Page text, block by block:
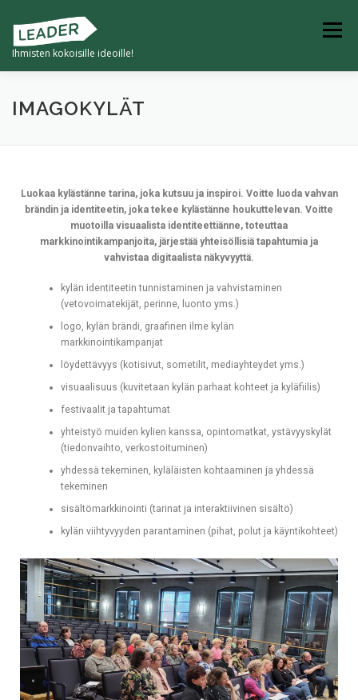
Ihmisten kokoisille ideoille!
Valikko
ETUSIVU TULEVAISUUDEN KYLÄ
KYLILLE -HANKKEET
IMAGOKYLÄT
Luokaa kylästänne tarina, joka kutsuu ja inspiroi. Voitte luoda vahvan
brändin ja identiteetin, joka tekee kylästänne houkuttelevan. Voitte
muotoilla visuaalista identiteettiänne, toteuttaa
markkinointikampanjoita, järjestää yhteisöllisiä tapahtumia ja
vahvistaa digitaalista näkyvyyttä.
kylän identiteetin tunnistaminen ja vahvistaminen
(vetovoimatekijät, perinne, luonto yms.)
logo, kylän brändi, graafinen ilme kylän
markkinointikampanjat
löydettävyys (kotisivut, sometilit, mediayhteydet yms.)
visuaalisuus (kuvitetaan kylän parhaat kohteet ja kyläfiilis)
festivaalit ja tapahtumat
yhteistyö muiden kylien kanssa, opintomatkat, ystävyyskylät
(tiedonvaihto, verkostoituminen)
yhdessä tekeminen, kyläläisten kohtaaminen ja yhdessä
tekeminen
sisältömarkkinointi (tarinat ja interaktiivinen sisältö)
kylän viihtyvyyden parantaminen (pihat, polut ja käyntikohteet)